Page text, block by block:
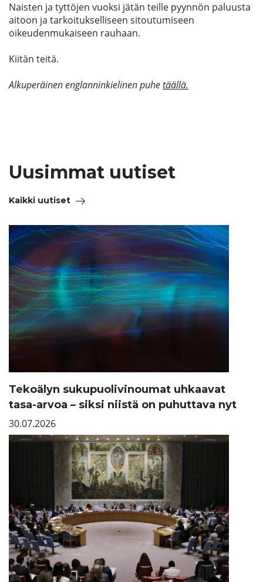
Naisten ja tyttöjen vuoksi jätän teille pyynnön paluusta
aitoon ja tarkoitukselliseen sitoutumiseen
oikeudenmukaiseen rauhaan.
Kiitän teitä.
Alkuperäinen englanninkielinen puhetäällä.
Uusimmat uutiset
Kaikki uutiset
Tekoälyn sukupuolivinoumat uhkaavat
tasa-arvoa – siksi niistä on puhuttava nyt
30.07.2026